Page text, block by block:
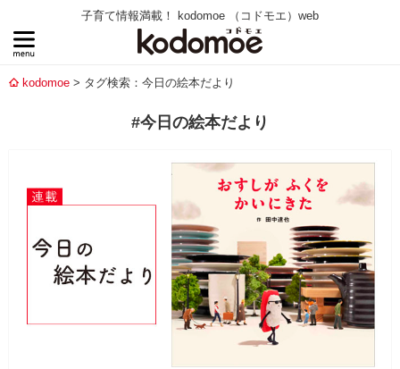
子育て情報満載！ kodomoe （コドモエ）web
kodomoe タグ検索：今日の絵本だより
#今日の絵本だより